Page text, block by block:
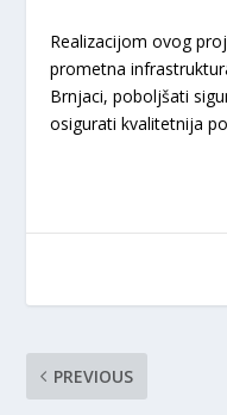
Realizacijom ovog
prometna
Brnjaci, poboljšati
osigurati kvalitetnija
PREVIOUS